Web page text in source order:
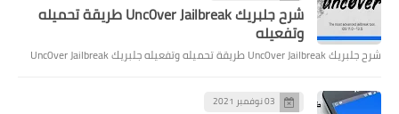
شرح جلبريك Unc0ver Jailbreak طريقة تحميله
وتفعيله
شرح جلبريك Unc0ver Jailbreak طريقة تحميله وتفعيله جلبريك Unc0ver Jailbreak
03 نوفمبر 2021